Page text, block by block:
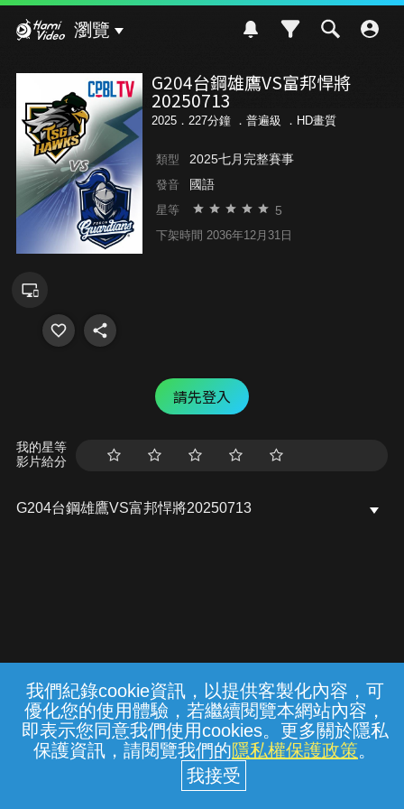
我們紀錄cookie資訊，以提供客製化內容，可
優化您的使用體驗，若繼續閱覽本網站內容，
即表示您同意我們使用cookies。更多關於隱私
保護資訊，請閱覽我們的隱私權保護政策。
瀏覽
G204台鋼雄鷹VS富邦悍將
20250713
2025．227分鐘 ． 普遍級 ．HD畫質
類型 2025七月完整賽事
發音 國語
星等 5
下架時間 2036年12月31日
請先登入
我的星等
影片給分
G204台鋼雄鷹VS富邦悍將20250713
常見問題 線上客服 服務條款 隱私權保護
中華電信股份有限公司個人家庭分公司
(統一編號：96979949) © 2026
{{notifyMsg}}